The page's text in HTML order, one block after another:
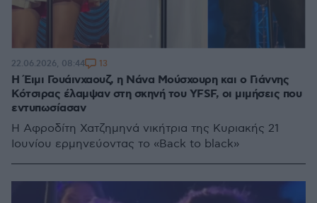
Η Έιμι Γουάινχαουζ, η Νάνα Μούσχουρη και ο Γιάννης
Κότσιρας έλαμψαν στη σκηνή του YFSF, οι μιμήσεις που
εντυπωσίασαν
Η Αφροδίτη Χατζημηνά νικήτρια της Κυριακής 21
Ιουνίου ερμηνεύοντας το «Back to black»
22.06.2026, 08:44 13